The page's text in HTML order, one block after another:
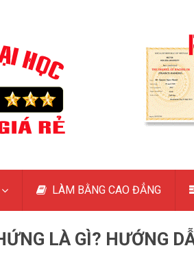
LÀM BẰNG CAO ĐẲNG
LÀ GÌ? HƯỚNG